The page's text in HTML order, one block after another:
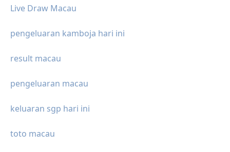
Live Draw Macau
pengeluaran kamboja hari ini
result macau
pengeluaran macau
keluaran sgp hari ini
toto macau